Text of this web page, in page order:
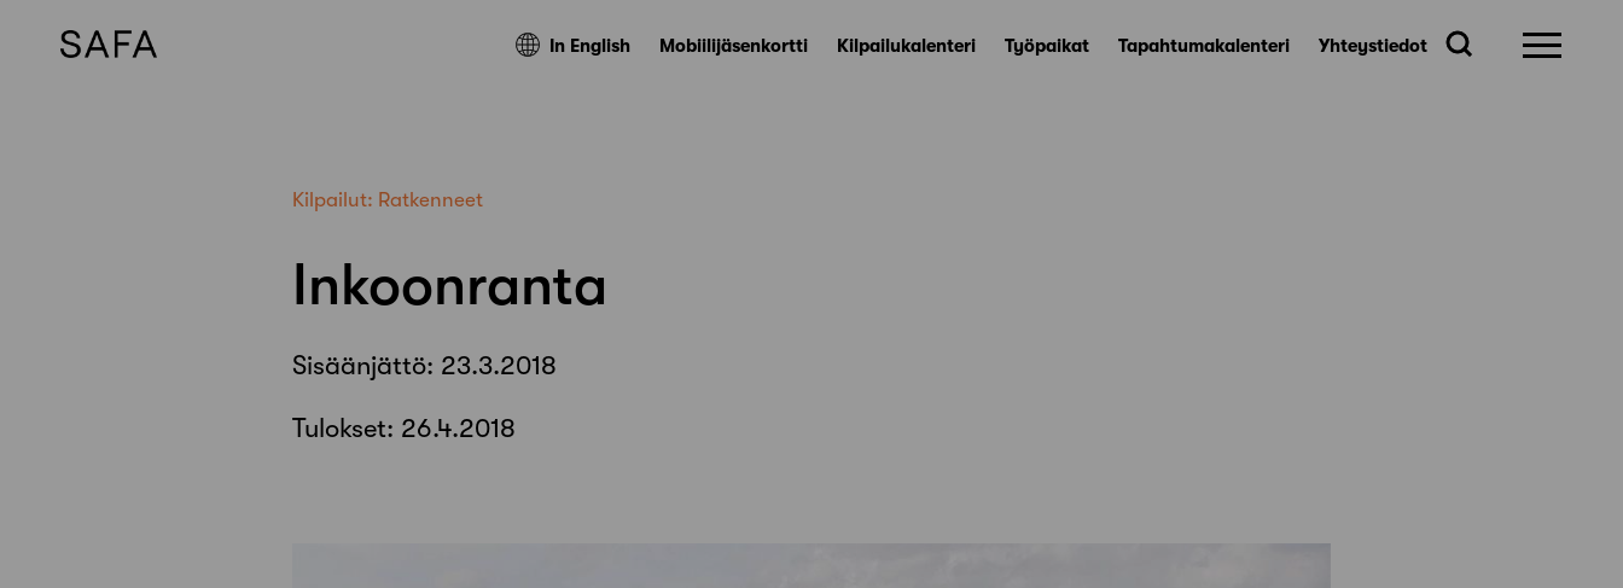
In English Mobiilijäsenkortti Kilpailukalenteri Työpaikat Tapahtumakalenteri Yhteystiedot
Kilpailut: Ratkenneet
Inkoonranta
Sisäänjättö: 23.3.2018
Tulokset: 26.4.2018